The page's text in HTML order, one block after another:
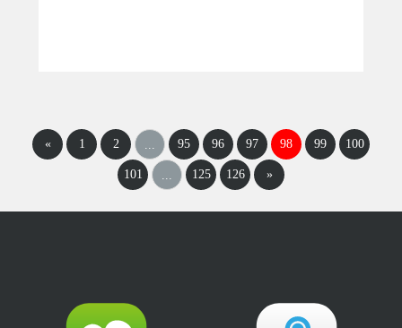
« 1 2 ... 95 96 97 98 99 100
101 ... 125 126 »